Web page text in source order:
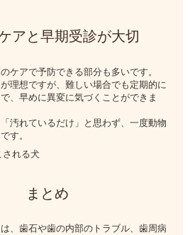
アと早期受診が大切
ケアで予防できる部分も多いです。
理想ですが、難しい場合でも定期的に
、早めに異変に気づくことができま
汚れているだけ」と思わず、一度動物
す。
まとめ
、歯石や歯の内部のトラブル、歯周病